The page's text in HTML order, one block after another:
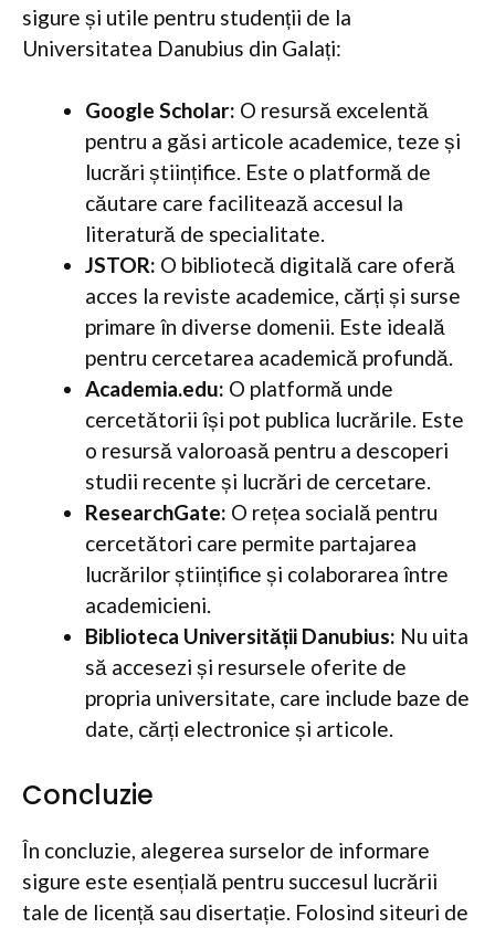
sigure și utile pentru studenții de la
Universitatea Danubius din Galați:
Google Scholar: O resursă excelentă
pentru a găsi articole academice, teze și
lucrări științifice. Este o platformă de
căutare care facilitează accesul la
literatură de specialitate.
JSTOR: O bibliotecă digitală care oferă
acces la reviste academice, cărți și surse
primare în diverse domenii. Este ideală
pentru cercetarea academică profundă.
Academia.edu: O platformă unde
cercetătorii își pot publica lucrările. Este
o resursă valoroasă pentru a descoperi
studii recente și lucrări de cercetare.
ResearchGate: O rețea socială pentru
cercetători care permite partajarea
lucrărilor științifice și colaborarea între
academicieni.
Biblioteca Universității Danubius: Nu uita
să accesezi și resursele oferite de
propria universitate, care include baze de
date, cărți electronice și articole.
Concluzie
În concluzie, alegerea surselor de informare
sigure este esențială pentru succesul lucrării
tale de licență sau disertație. Folosind siteuri de